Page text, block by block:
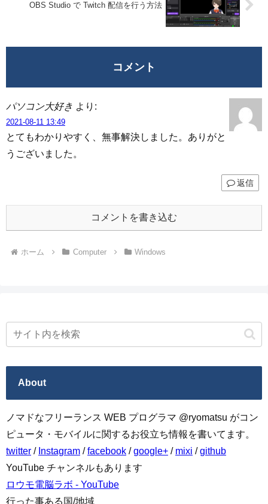
OBS Studio で Twitch 配信を行う方法
コメント
パソコン大好き より:
2021-08-11 13:49
とてもわかりやすく、無事解決しました。ありがと
うございました。
返信
コメントを書き込む
ホーム Computer Windows
About
ノマドなフリーランス WEB プログラマ @ryomatsu がコン
ピュータ・モバイルに関するお役立ち情報を書いてます。
twitter / Instagram /facebook /google+ / mixi /github
YouTube チャンネルもあります
ロウモ電脳ラボ - YouTube
行った事ある国/地域